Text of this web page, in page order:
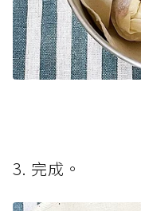
3. 完成。